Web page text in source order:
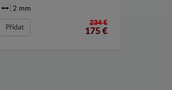
2 mm
Přídat
234 €
175€